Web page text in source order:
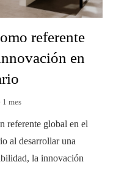
referente
en
1 mes
referente global en el
al desarrollar una
la innovación